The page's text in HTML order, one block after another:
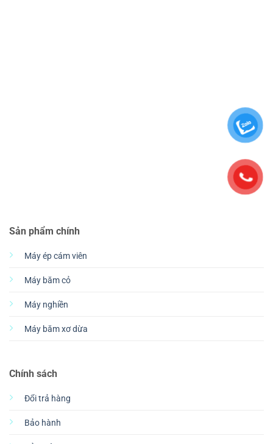
Sản phẩm chính
Máy ép cám viên
Máy băm cỏ
Máy nghiền
Máy băm xơ dừa
Chính sách
Đổi trả hàng
Bảo hành